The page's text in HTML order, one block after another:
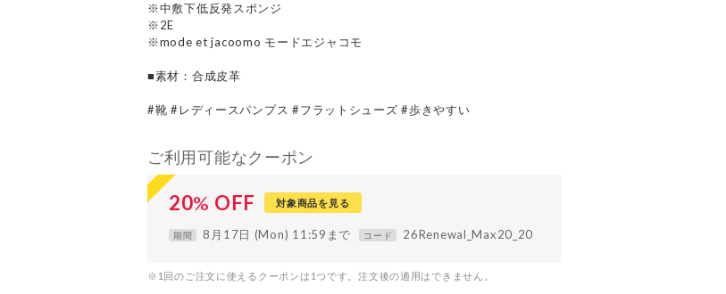
※中敷下低反発スポンジ
※2E
※mode et jacoomo モードエジャコモ
■素材：合成皮革
#靴 #レディースパンプス #フラットシューズ #歩きやすい
ご利用可能なクーポン
20% OFF 対象商品を見る
期間 8月17日 (Mon) 11:59まで コード 26Renewal_Max20_20
※1回のご注文に使えるクーポンは1つです。注文後の適用はできません。